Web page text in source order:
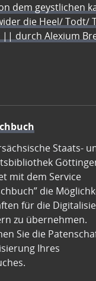
dem
die Heel/
|| durch Alexium
Staats-
mit dem Service
die
für die
zu übernehmen.
Sie die
Ihres